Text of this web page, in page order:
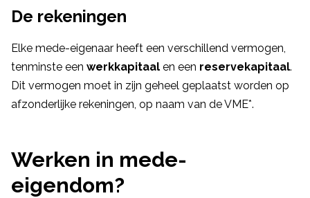
De rekeningen
Elke mede-eigenaar heeft een verschillend vermogen,
tenminste een werkkapitaal en een reservekapitaal.
Dit vermogen moet in zijn geheel geplaatst worden op
afzonderlijke rekeningen, op naam van de VME*.
Werken in mede-
eigendom?